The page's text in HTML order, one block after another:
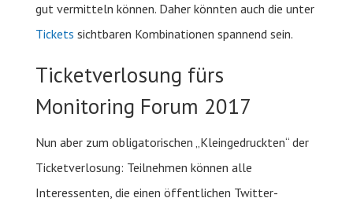
gut vermitteln können. Daher könnten auch die unter
Tickets sichtbaren Kombinationen spannend sein.
Ticketverlosung fürs
Monitoring Forum 2017
Nun aber zum obligatorischen „Kleingedruckten“ der
Ticketverlosung: Teilnehmen können alle
Interessenten, die einen öffentlichen Twitter-